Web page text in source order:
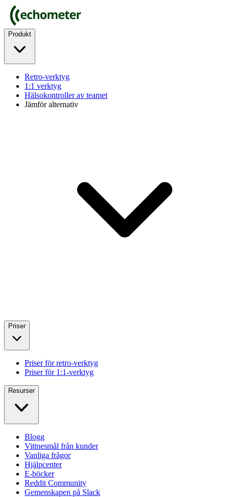
Produkt
Retro-verktyg
1:1 verktyg
Hälsokontroller av teamet
Jämför alternativ
Priser
Priser för retro-verktyg
Priser för 1:1-verktyg
Resurser
Blogg
Vittnesmål från kunder
Vanliga frågor
Hjälpcenter
E-böcker
Reddit Community
Gemenskapen på Slack